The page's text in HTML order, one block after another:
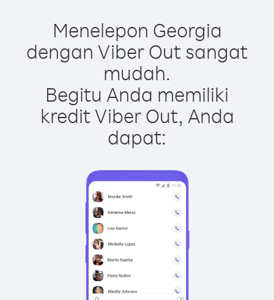
Menelepon Georgia
dengan Viber Out sangat
mudah.
Begitu Anda memiliki
kredit Viber Out, Anda
dapat: